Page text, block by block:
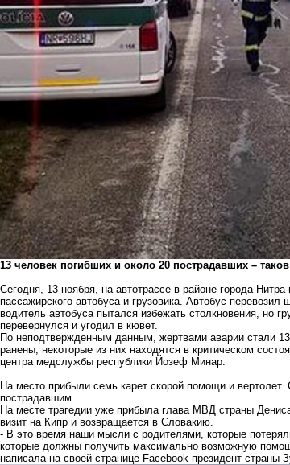
13 человек погибших и около 20 пострадавших –
Сегодня, 13 ноября, на автотрассе в районе города
пассажирского автобуса и грузовика. Автобус
водитель автобуса пытался избежать столкновения, но
перевернулся и угодил в кювет.
По неподтвержденным данным, жертвами аварии стали
ранены, некоторые из них находятся в критическом
центра медслужбы республики Йозеф Минар.
На место прибыли семь карет скорой помощи и
пострадавшим.
На месте трагедии уже прибыла глава МВД страны
визит на Кипр и возвращается в Словакию.
- В это время наши мысли с родителями, которые
которые должны получить максимально возможную
написала на своей странице Facebook президент страны